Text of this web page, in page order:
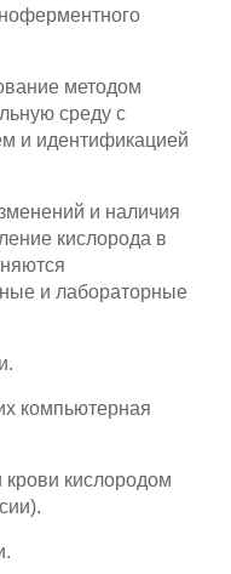
методом
среду с
и идентификацией
и наличия
кислорода в
и лабораторные
компьютерная
кислородом